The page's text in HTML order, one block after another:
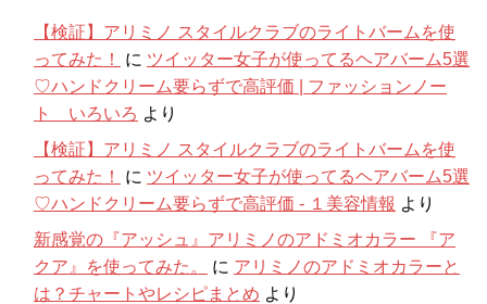
【検証】アリミノ スタイルクラブのライトバームを使
ってみた！
に ツイッター女子が使ってるヘアバーム5選
♡ハンドクリーム要らずで高評価 | ファッションノー
ト いろいろ より
【検証】アリミノ スタイルクラブのライトバームを使
ってみた！
に ツイッター女子が使ってるヘアバーム5選
♡ハンドクリーム要らずで高評価 - １美容情報 より
新感覚の『アッシュ』アリミノのアドミオカラー 『ア
クア』を使ってみた。
に アリミノのアドミオカラーと
は？チャートやレシピまとめ より